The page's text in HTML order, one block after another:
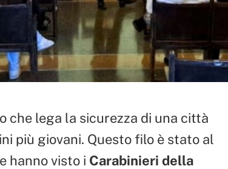
che lega la sicurezza di una città
più giovani. Questo filo è stato al
hanno visto i Carabinieri della